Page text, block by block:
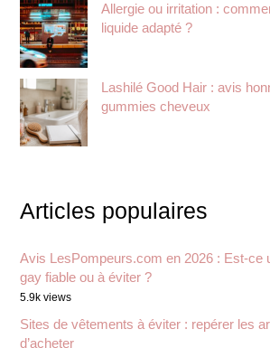
Allergie ou irritation :
liquide adapté ?
Lashilé Good Hair : avis
gummies cheveux
Articles populaires
Avis LesPompeurs.com en 2026 : Est-ce
gay fiable ou à éviter ?
5.9k views
Sites de vêtements à éviter : repérer les
d’acheter